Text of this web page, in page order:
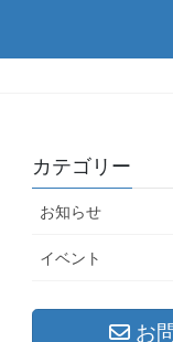
カテゴリー
お知らせ
イベント
お